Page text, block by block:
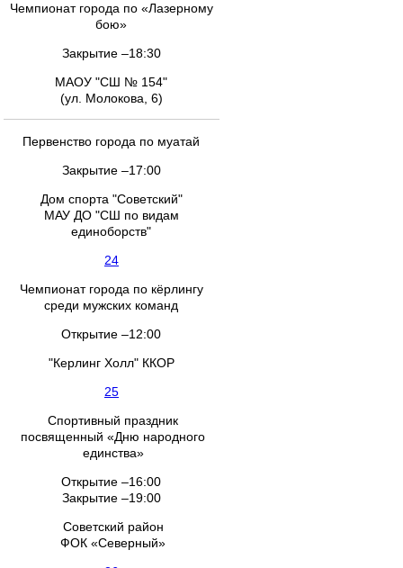
Чемпионат города по «Лазерному
бою»
Закрытие –18:30
МАОУ "СШ № 154"
(ул. Молокова, 6)
Первенство города по муатай
Закрытие –17:00
Дом спорта "Советский"
МАУ ДО "СШ по видам
единоборств"
24
Чемпионат города по кёрлингу
среди мужских команд
Открытие –12:00
"Керлинг Холл" ККОР
25
Спортивный праздник
посвященный «Дню народного
единства»
Открытие –16:00
Закрытие –19:00
Советский район
ФОК «Северный»